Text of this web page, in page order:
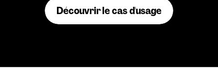
Découvrir le cas d'usage